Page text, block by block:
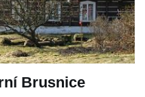
Brusnice